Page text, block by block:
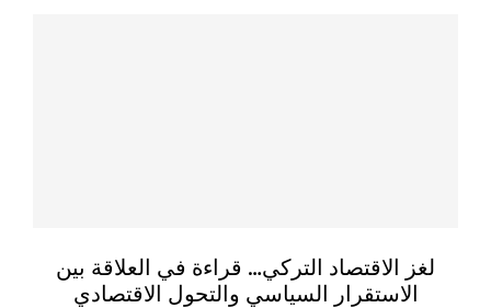
لغز الاقتصاد التركي… قراءة في العلاقة بين
الاستقرار السياسي والتحول الاقتصادي